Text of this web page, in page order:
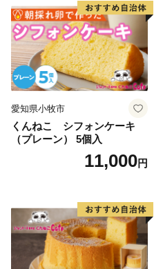
愛知県小牧市
くんねこ シフォンケーキ
（プレーン） 5個入
11,000円